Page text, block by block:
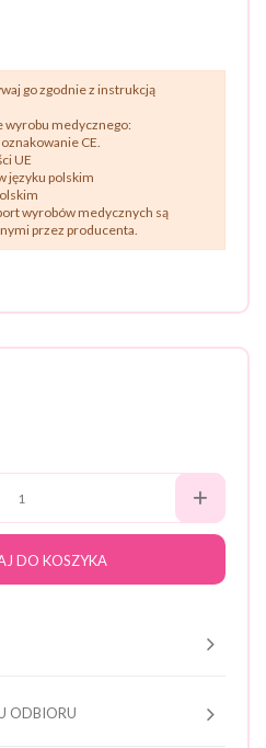
go zgodnie z instrukcją
wyrobu medycznego:
CE.
UE
języku polskim
wyrobów medycznych są
przez producenta.
DO KOSZYKA
ODBIORU